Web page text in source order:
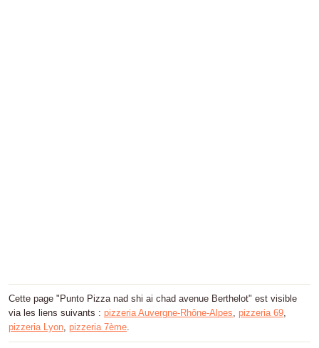
Cette page "Punto Pizza nad shi ai chad avenue Berthelot" est visible
via les liens suivants : pizzeria Auvergne-Rhône-Alpes, pizzeria 69,
pizzeria Lyon, pizzeria 7ème.